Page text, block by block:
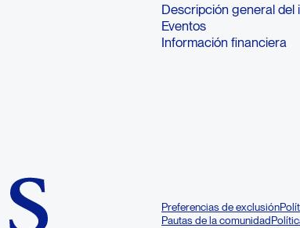
Descripción general del
Eventos
Información financiera
Preferencias de exclusión
Pautas de la comunidad